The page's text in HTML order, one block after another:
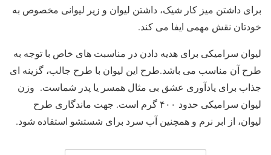
برای داشتن میز کار شیک، داشتن لیوان و زیر لیوانی مخصوص به
خودتان نقش مهمی ایفا می کند.
لیوان سرامیکی برای هدیه دادن در مناسبت های خاص با توجه به
طرح آن مناسب می باشد.طرح این لیوان با طرح جالب، گزینه ای
جذاب برای یادآوری عشق بی مثال همسر یا پدر شماست. وزن
لیوان سرامیکی حدود ۴۰۰ گرم است. جهت ماندگاری طرح
لیوان، از ابر نرم و همچنین آب سرد برای شستشو استفاده شود.